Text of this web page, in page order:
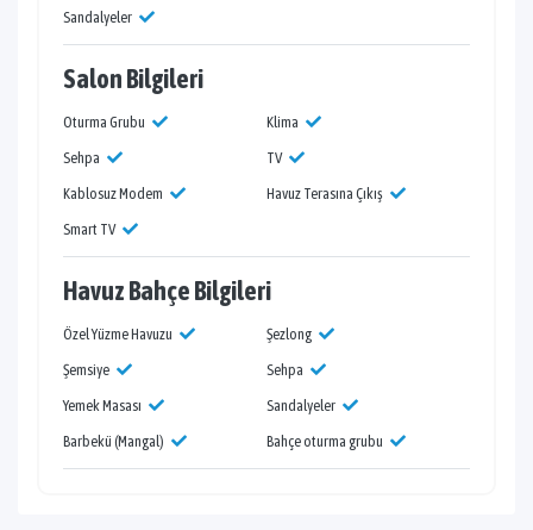
Sandalyeler
Salon Bilgileri
Oturma Grubu
Klima
Sehpa
TV
Kablosuz Modem
Havuz Terasına Çıkış
Smart TV
Havuz Bahçe Bilgileri
Özel Yüzme Havuzu
Şezlong
Şemsiye
Sehpa
Yemek Masası
Sandalyeler
Barbekü (Mangal)
Bahçe oturma grubu